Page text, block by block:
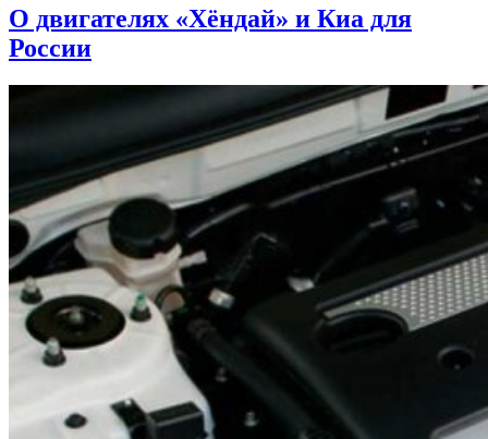
О двигателях «Хёндай» и Киа для
России